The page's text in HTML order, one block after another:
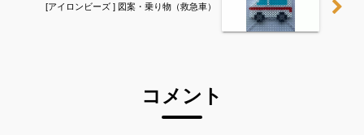
[アイロンビーズ ] 図案・乗り物（救急車）
コメント